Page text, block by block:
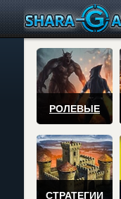
РОЛЕВЫЕ
СТРАТЕГИИ